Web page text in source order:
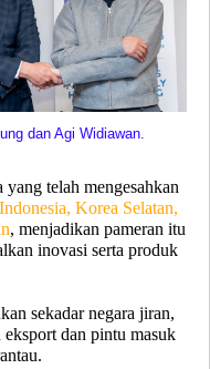
dan Agi Widiawan.
yang telah mengesahkan
Korea Selatan,
, menjadikan pameran itu
inovasi serta produk
sekadar negara jiran,
eksport dan pintu masuk